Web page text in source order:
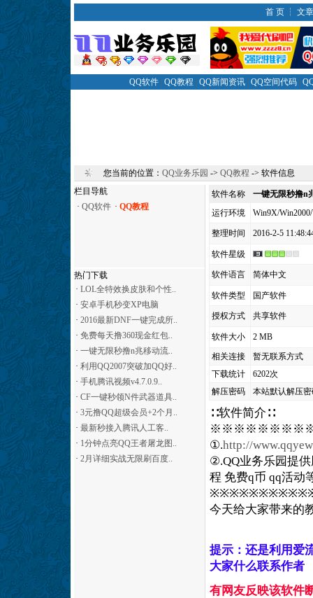
首 页 ┆ 文
QQ软件 QQ教程 QQ新闻资讯 QQ空间代码
您当前的位置： QQ业务乐园 -> QQ教程 -> 软件信息
栏目导航
· QQ软件 · QQ教程
热门下载
· LOL全特效换皮肤和个性..
· 安卓手机秒变XP电脑
· 2016最新DNF一键完成所..
· 免费每天撸360现金红包..
· 一键无限秒撸n兆移动流..
· 利用QQ2007突破加QQ好..
· 手机腾讯视频v4.7.0.9..
· CF一键秒领N件武器道具..
· 3元撸QQ超级会员+2个月..
· 最新秒接入腾讯人工客..
· 1分钟点亮QQ王者屠龙图..
· 2月详细实战无限刷百度..
软件名称
一键无限秒撸n
运行环境
Win9X/
整理时间 2016-2-5
软件星级
软件语言 简体中文
软件类型 国产软件
授权方式 共享软件
软件大小
2 MB
相关连接
暂无联系
下载统计
6202次
解压密码
本站默认解压
∷软件简介∷
※※※※※※※※※
①.http://
②.QQ业务乐园提
程 免费q币 qq活动
今天给大家带来的
提示：还是利用爱
大家什么联系作者
有网友反映该软件